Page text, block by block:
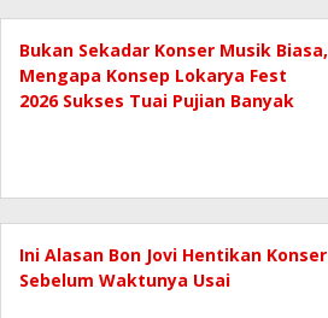
Bukan Sekadar Konser Musik Biasa,
Mengapa Konsep Lokarya Fest
2026 Sukses Tuai Pujian Banyak
Ini Alasan Bon Jovi Hentikan Konser
Sebelum Waktunya Usai